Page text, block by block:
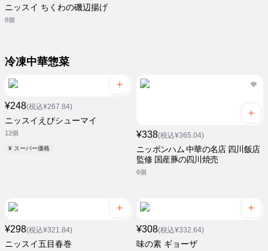
ニッスイ ちくわの磯辺揚げ
8個
冷凍中華惣菜
¥248(税込¥267.84)
ニッスイえびシューマイ
12個
¥ スーパー価格
¥338(税込¥365.04)
ニッポンハム 中華の名店 四川飯店
監修 国産豚の四川焼売
6個
¥298(税込¥321.84)
ニッスイ五目春巻
¥308(税込¥332.64)
味の素 ギョーザ